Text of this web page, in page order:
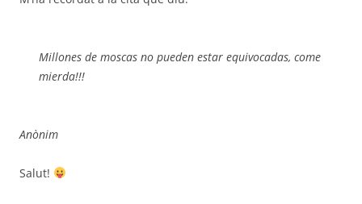
Millones de moscas no pueden estar equivocadas, come
mierda!!!
Anònim
Salut!